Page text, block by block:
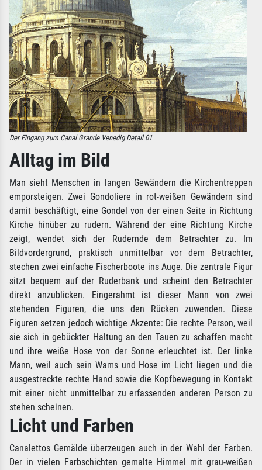
Der Eingang zum Canal Grande Venedig Detail 01
Alltag im Bild
Man sieht Menschen in langen Gewändern die Kirchentreppen
emporsteigen. Zwei Gondoliere in rot-weißen Gewändern sind
damit beschäftigt, eine Gondel von der einen Seite in Richtung
Kirche hinüber zu rudern. Während der eine Richtung Kirche
zeigt, wendet sich der Rudernde dem Betrachter zu. Im
Bildvordergrund, praktisch unmittelbar vor dem Betrachter,
stechen zwei einfache Fischerboote ins Auge. Die zentrale Figur
sitzt bequem auf der Ruderbank und scheint den Betrachter
direkt anzublicken. Eingerahmt ist dieser Mann von zwei
stehenden Figuren, die uns den Rücken zuwenden. Diese
Figuren setzen jedoch wichtige Akzente: Die rechte Person, weil
sie sich in gebückter Haltung an den Tauen zu schaffen macht
und ihre weiße Hose von der Sonne erleuchtet ist. Der linke
Mann, weil auch sein Wams und Hose im Licht liegen und die
ausgestreckte rechte Hand sowie die Kopfbewegung in Kontakt
mit einer nicht unmittelbar zu erfassenden anderen Person zu
stehen scheinen.
Licht und Farben
Canalettos Gemälde überzeugen auch in der Wahl der Farben.
Der in vielen Farbschichten gemalte Himmel mit grau-weißen